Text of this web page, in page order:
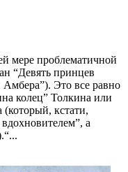
мере проблематичной
“Девять принцев
Это все равно
колец” Толкина или
кстати,
а